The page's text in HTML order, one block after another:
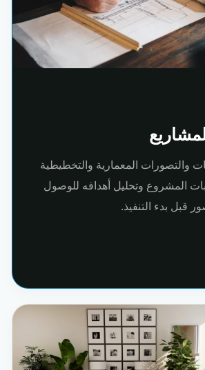
والتصورات المعمارية والتخطيطية
المشروع وتحليل أهدافه للوصول
قبل بدء التنفيذ.